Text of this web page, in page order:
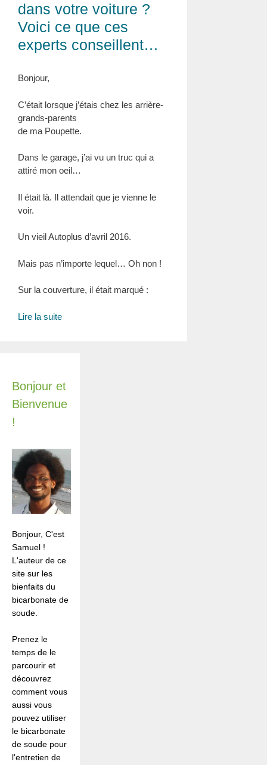
dans votre voiture ?
Voici ce que ces
experts conseillent…
Bonjour,
C’était lorsque j’étais chez les arrière-
grands-parents
de ma Poupette.
Dans le garage, j’ai vu un truc qui a
attiré mon oeil…
Il était là. Il attendait que je vienne le
voir.
Un vieil Autoplus d’avril 2016.
Mais pas n’importe lequel… Oh non !
Sur la couverture, il était marqué :
Lire la suiteMarre
voiture
Voici
ces
experts
conseillent…
Bonjour et
Bienvenue
!
Bonjour, C'est
Samuel !
L'auteur de ce
site sur les
bienfaits du
bicarbonate de
soude.
Prenez le
temps de le
parcourir et
découvrez
comment vous
aussi vous
pouvez utiliser
le bicarbonate
de soude pour
l'entretien de